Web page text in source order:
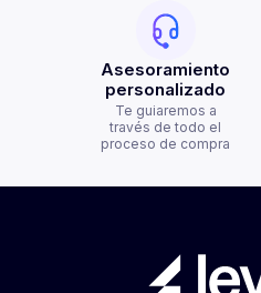
Asesoramiento
personalizado
Te guiaremos a
través de todo el
proceso de compra